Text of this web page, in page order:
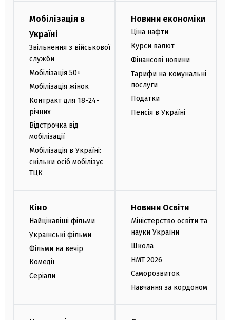
Мобілізація в
Україні
Звільнення з військової
служби
Мобілізація 50+
Мобілізація жінок
Контракт для 18-24-
річних
Відстрочка від
мобілізації
Мобілізація в Україні:
скільки осіб мобілізує
ТЦК
Новини економіки
Ціна нафти
Курси валют
Фінансові новини
Тарифи на комунальні
послуги
Податки
Пенсія в Україні
Кіно
Найцікавіші фільми
Українські фільми
Фільми на вечір
Комедії
Серіали
Новини Освіти
Міністерство освіти та
науки України
Школа
НМТ 2026
Саморозвиток
Навчання за кордоном